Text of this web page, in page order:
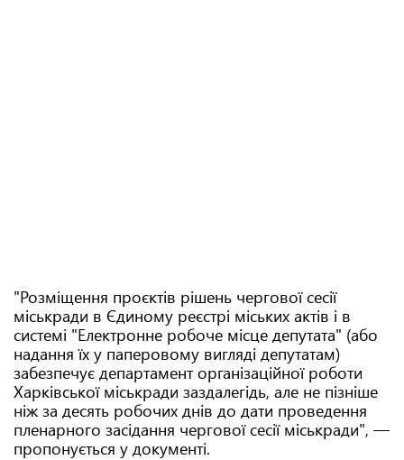
"Розміщення проєктів рішень чергової сесії
міськради в Єдиному реєстрі міських актів і в
системі "Електронне робоче місце депутата" (або
надання їх у паперовому вигляді депутатам)
забезпечує департамент організаційної роботи
Харківської міськради заздалегідь, але не пізніше
ніж за десять робочих днів до дати проведення
пленарного засідання чергової сесії міськради", —
пропонується у документі.